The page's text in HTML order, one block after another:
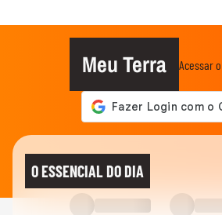
Meu Terra Acessar
O ESSENCIAL DO DIA